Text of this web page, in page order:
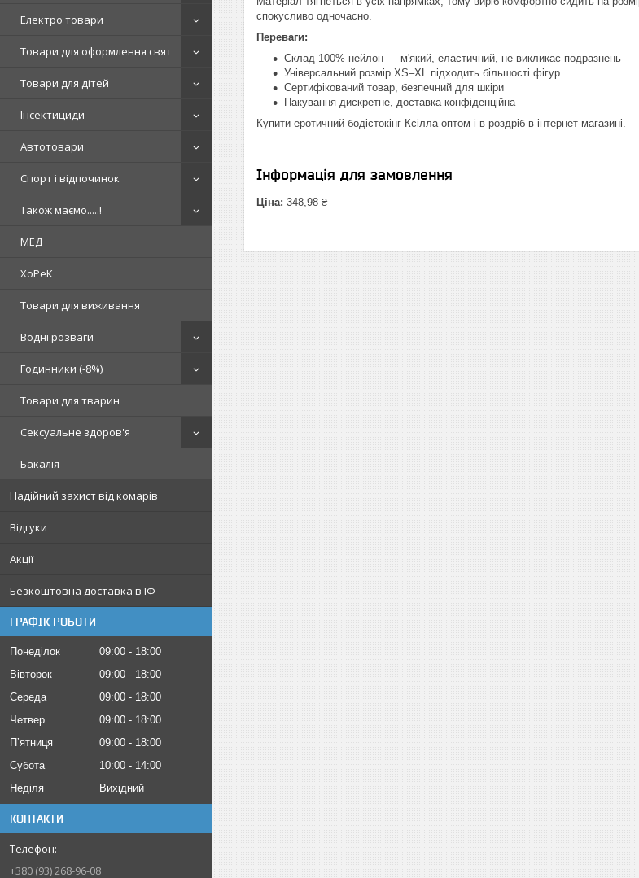
Електро товари
Товари для оформлення свят
Товари для дітей
Інсектициди
Автотовари
Спорт і відпочинок
Також маємо.....!
МЕД
ХоРеК
Товари для виживання
Водні розваги
Годинники (-8%)
Товари для тварин
Сексуальне здоров'я
Бакалія
Надійний захист від комарів
Відгуки
Акції
Безкоштовна доставка в ІФ
ГРАФІК РОБОТИ
Понеділок 09:00
18:00
Вівторок
09:00
18:00
Середа
09:00
18:00
Четвер
09:00
18:00
Пʼятниця
09:00
18:00
Субота
10:00
14:00
Неділя
Вихідний
КОНТАКТИ
+380 (93) 268-96-08
спокусливо одночасно.
Переваги:
Склад 100% нейлон — м'який, еластичний, не викликає подразнень
Універсальний розмір XS–XL підходить більшості фігур
Сертифікований товар, безпечний для шкіри
Пакування дискретне, доставка конфіденційна
Купити еротичний бодістокінг Ксілла оптом і в роздріб в інтернет-магазині.
Інформація для замовлення
Ціна: 348,98 ₴